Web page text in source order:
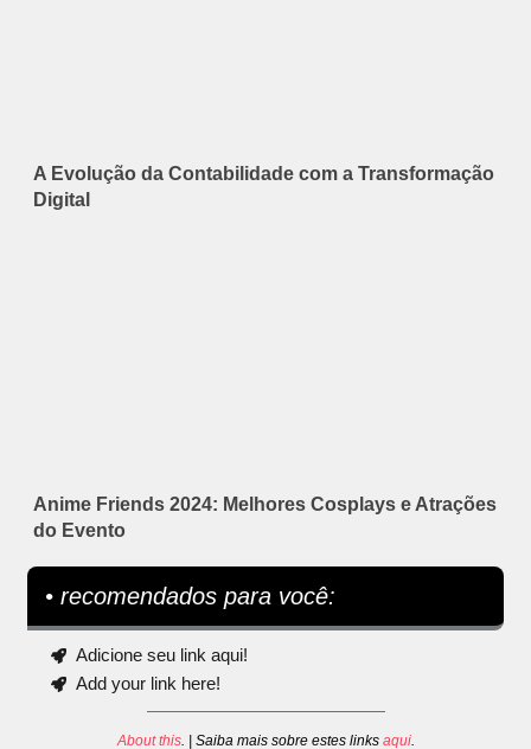
A Evolução da Contabilidade com a Transformação
Digital
Anime Friends 2024: Melhores Cosplays e Atrações
do Evento
• recomendados para você:
Adicione seu link aqui!
Add your link here!
About this. | Saiba mais sobre estes links aqui.